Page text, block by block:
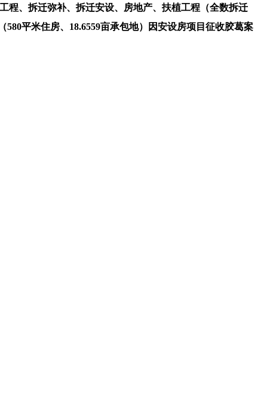
程、拆迁弥补、拆迁安设、房地产、扶植工程（全数拆迁
平米住房、18.6559亩承包地）因安设房项目征收胶葛案